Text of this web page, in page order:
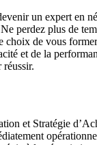
un expert en
perdez plus de
choix de vous
et de la
réussir.
et Stratégie